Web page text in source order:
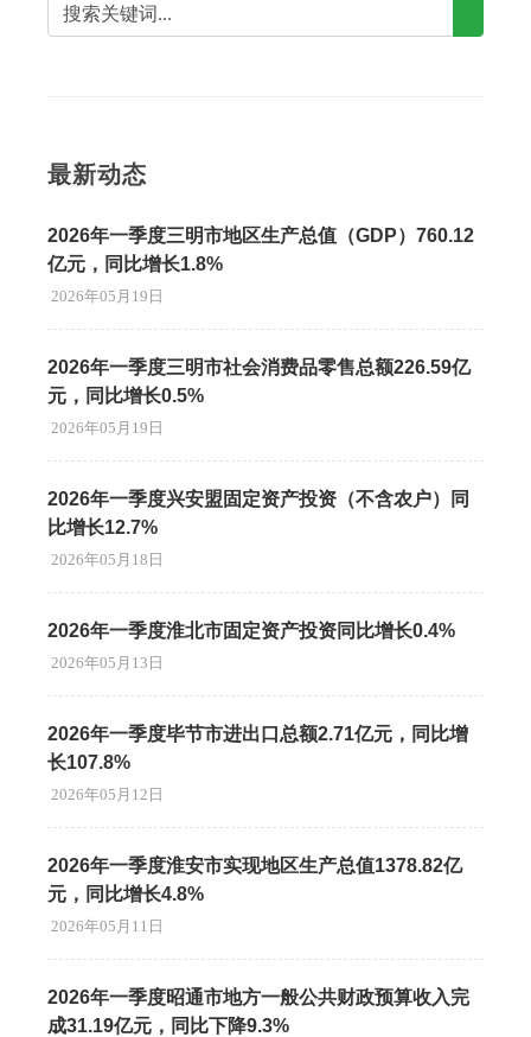
最新动态
2026年一季度三明市地区生产总值（GDP）760.12
亿元，同比增长1.8%
2026年05月19日
2026年一季度三明市社会消费品零售总额226.59亿
元，同比增长0.5%
2026年05月19日
2026年一季度兴安盟固定资产投资（不含农户）同
比增长12.7%
2026年05月18日
2026年一季度淮北市固定资产投资同比增长0.4%
2026年05月13日
2026年一季度毕节市进出口总额2.71亿元，同比增
长107.8%
2026年05月12日
2026年一季度淮安市实现地区生产总值1378.82亿
元，同比增长4.8%
2026年05月11日
2026年一季度昭通市地方一般公共财政预算收入完
成31.19亿元，同比下降9.3%